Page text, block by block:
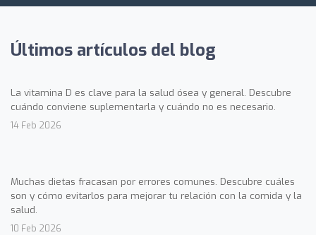
Últimos artículos del blog
La vitamina D es clave para la salud ósea y general. Descubre
cuándo conviene suplementarla y cuándo no es necesario.
14 Feb 2026
Muchas dietas fracasan por errores comunes. Descubre cuáles
son y cómo evitarlos para mejorar tu relación con la comida y la
salud.
10 Feb 2026